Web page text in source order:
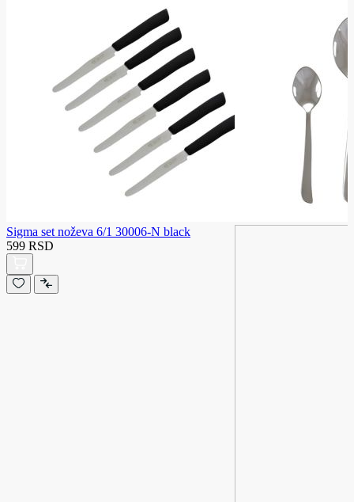
Sigma set noževa 6/1 30006-N black
599 RSD